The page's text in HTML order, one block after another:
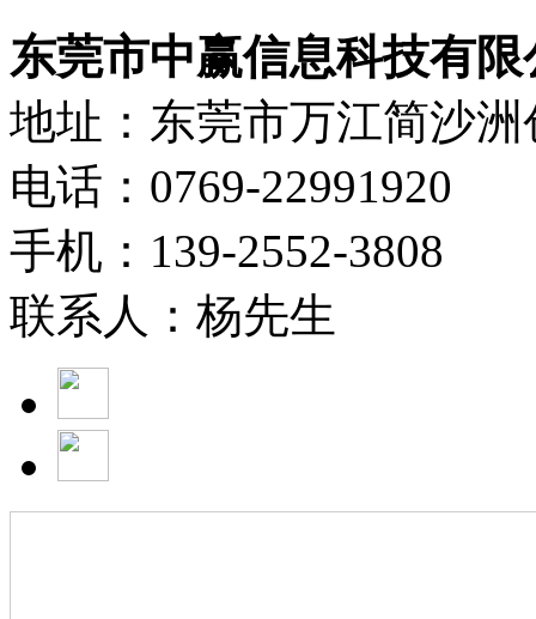
东莞市中赢信息科技有限
地址：东莞市万江简沙
电话：0769-22991920
手机：139-2552-3808
联系人：杨先生